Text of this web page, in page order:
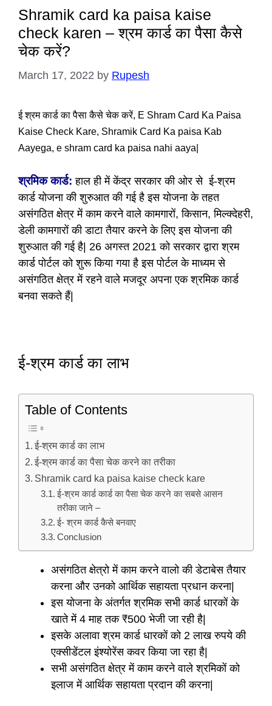
Shramik card ka paisa kaise
check karen – श्रम कार्ड का पैसा कैसे
चेक करें?
March 17, 2022 by Rupesh
ई श्रम कार्ड का पैसा कैसे चेक करें, E Shram Card Ka Paisa
Kaise Check Kare, Shramik Card Ka paisa Kab
Aayega, e shram card ka paisa nahi aaya|
श्रमिक कार्ड:हाल ही में केंद्र सरकार की ओर से ई-श्रम
कार्ड योजना की शुरुआत की गई है इस योजना के तहत
असंगठित क्षेत्र में काम करने वाले कामगारों, किसान, मिल्क्देहरी,
डेली कामगारों की डाटा तैयार करने के लिए इस योजना की
शुरुआत की गई है| 26 अगस्त 2021 को सरकार द्वारा श्रम
कार्ड पोर्टल को शुरू किया गया है इस पोर्टल के माध्यम से
असंगठित क्षेत्र में रहने वाले मजदूर अपना एक श्रमिक कार्ड
बनवा सकते हैं|
ई-श्रम कार्ड का लाभ
Table of Contents
ई-श्रम कार्ड का लाभ
ई-श्रम कार्ड का पैसा चेक करने का तरीका
Shramik card ka paisa kaise check kare
ई-श्रम कार्ड कार्ड का पैसा चेक करने का सबसे आसन
तरीका जाने –
ई- श्रम कार्ड कैसे बनवाए
Conclusion
असंगठित क्षेत्रो में काम करने वालो की डेटाबेस तैयार
करना और उनको आर्थिक सहायता प्रधान करना|
इस योजना के अंतर्गत श्रमिक सभी कार्ड धारकों के
खाते में 4 माह तक ₹500 भेजी जा रही है|
इसके अलावा श्रम कार्ड धारकों को 2 लाख रुपये की
एक्सीडेंटल इंश्योरेंस कवर किया जा रहा है|
सभी असंगठित क्षेत्र में काम करने वाले श्रमिकों को
इलाज में आर्थिक सहायता प्रदान की करना|